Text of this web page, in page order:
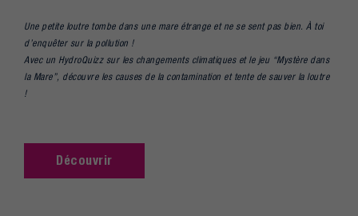
Une petite loutre tombe dans une mare étrange et ne se sent pas bien. À toi
d’enquêter sur la pollution !
Avec un HydroQuizz sur les changements climatiques et le jeu “Mystère dans
la Mare”, découvre les causes de la contamination et tente de sauver la loutre
!
Découvrir